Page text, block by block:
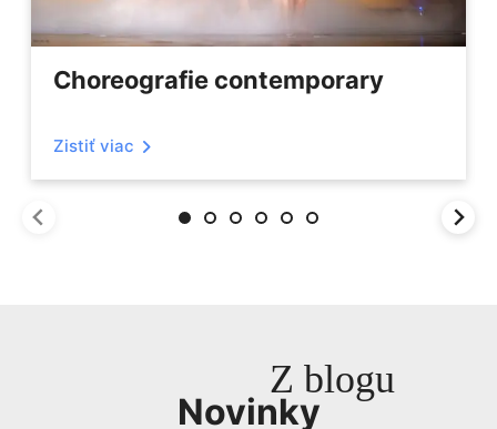
Choreografie contemporary
Zistiť viac
Z blogu
Novinky